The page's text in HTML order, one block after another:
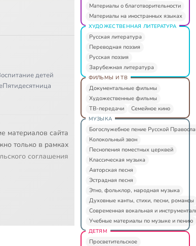
детей
Пятидесятница
материалов сайта
только в рамках
соглашения
Материалы о благотворительности
Материалы на иностранных языках
ХУДОЖЕСТВЕННАЯ ЛИТЕРАТУРА
Русская литература
Переводная поэзия
Русская поэзия
Зарубежная литература
ФИЛЬМЫ И ТВ
Документальные фильмы
Художественные фильмы
ТВ-передачи
Семейное кино
МУЗЫКА
Богослужебное пение Русской
Колокольный звон
Песнопения поместных церквей
Классическая музыка
Авторская песня
Эстрадная песня
Этно, фольклор, народная музыка
Духовные канты, стихи, песни, романсы
Современная вокальная и
Учебные материалы по музыке и пению
ДЕТЯМ
Просветительское